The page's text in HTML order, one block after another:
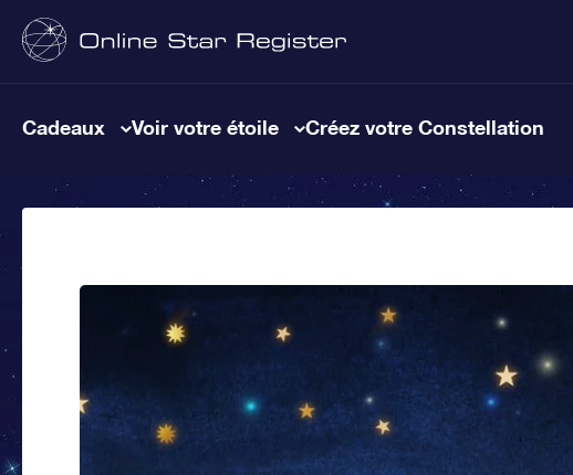
Cadeaux Voir votre étoile Créez votre Constellation